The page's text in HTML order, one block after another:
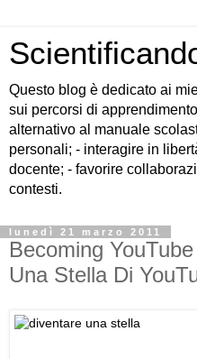
Questo blog è dedicato ai
sui percorsi di
alternativo al manuale
personali; - interagire in
docente; - favorire
contesti.
lunedì 21 marzo 2011
Becoming
Una Stella Di